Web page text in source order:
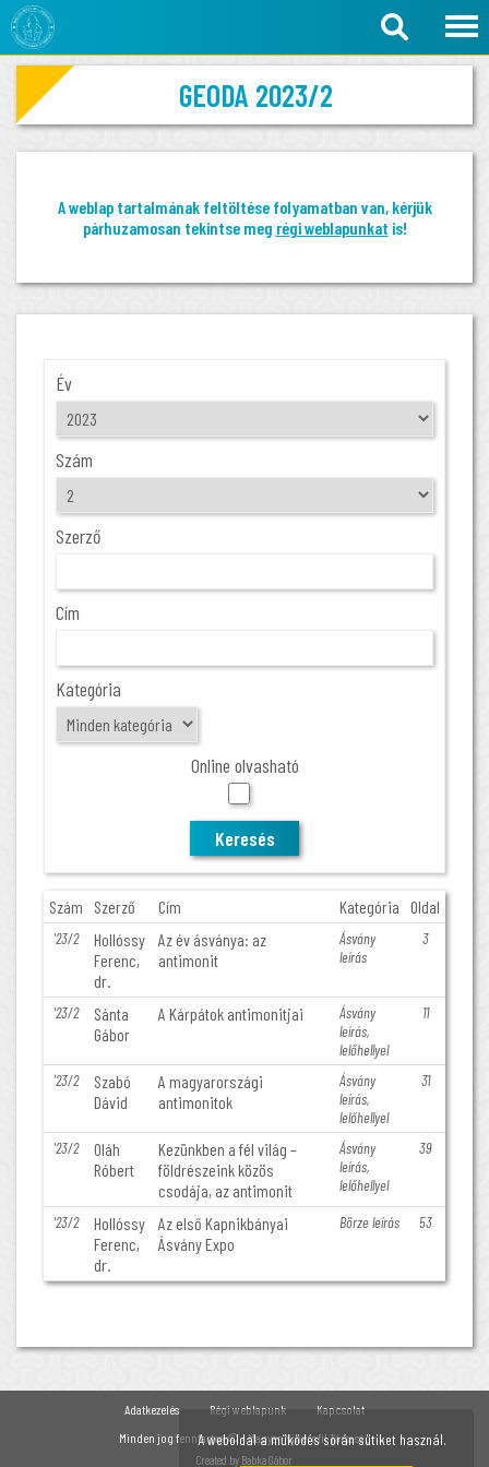
A weboldal a működés során sütiket használ.
GEODA 2023/2
A weblap tartalmának feltöltése folyamatban van, kérjük
párhuzamosan tekintse meg régi weblapunkat is!
Év
Szám
Szerző
Cím
Kategória
Online olvasható
Szám Szerző Cím Kategória Oldal
'23/2
Hollóssy
Ferenc,
dr.
Az év ásványa: az
antimonit
Ásvány
leírás
3
'23/2
Sánta
Gábor
A Kárpátok antimonitjai
Ásvány
leírás,
lelőhellyel
11
'23/2
Szabó
Dávid
A magyarországi
antimonitok
Ásvány
leírás,
lelőhellyel
31
'23/2
Oláh
Róbert
Kezünkben a fél világ –
földrészeink közös
csodája, az antimonit
Ásvány
leírás,
lelőhellyel
39
'23/2
Hollóssy
Ferenc,
dr.
Az első Kapnikbányai
Ásvány Expo
Börze leírás 53
Adatkezelés Régi weblapunk
Kapcsolat
Minden jog fenntartva © - Magyar Minerofil Társaság
Created by Babka Gábor